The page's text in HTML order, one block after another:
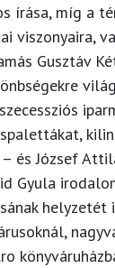
írása, míg a
viszonyaira,
Gusztáv
és József
Gyula